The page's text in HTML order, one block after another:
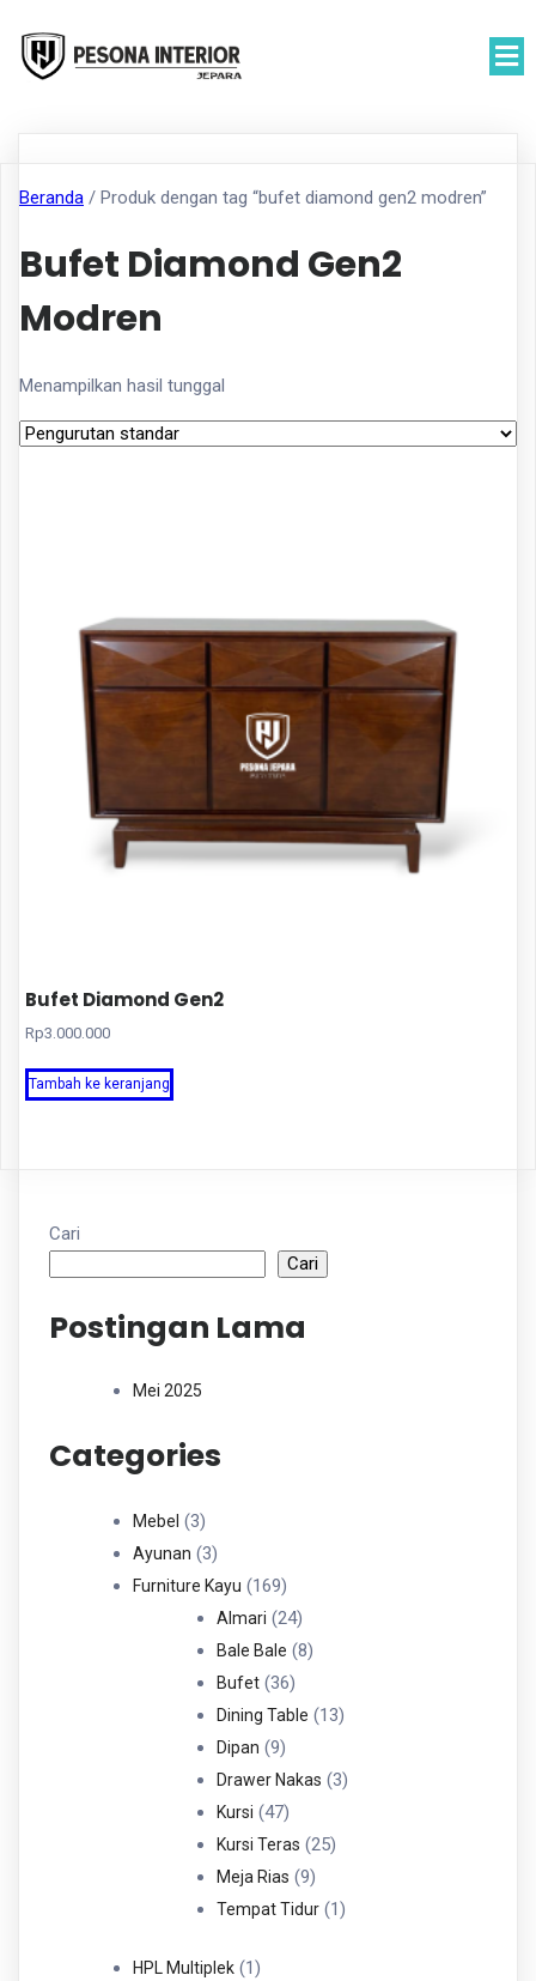
Beranda / Produk dengan tag “bufet diamond gen2 modren”
Bufet Diamond Gen2
Modren
Menampilkan hasil tunggal
Bufet Diamond Gen2
Rp3.000.000
Tambah ke keranjang
Cari
Cari
Postingan Lama
Mei 2025
Categories
Mebel 33
Produk
Ayunan 33
Produk
Furniture Kayu 169169
Produk
Almari 2424
Produk
Bale Bale 88
Bufet 3636
Produk
Dining Table 1313
Dipan 99
Produk
Drawer Nakas 33
Kursi 4747
Produk
Kursi Teras 2525
Meja Rias 99
Produk
Tempat Tidur 11
HPL Multiplek 11